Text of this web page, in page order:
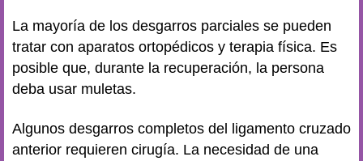
La mayoría de los desgarros parciales se pueden
tratar con aparatos ortopédicos y terapia física. Es
posible que, durante la recuperación, la persona
deba usar muletas.
Algunos desgarros completos del ligamento cruzado
anterior requieren cirugía. La necesidad de una